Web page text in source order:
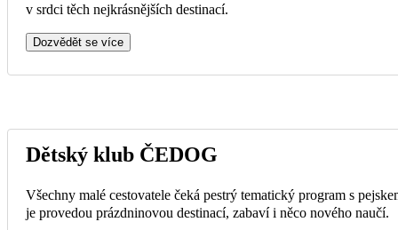
v srdci těch nejkrásnějších destinací.
Dozvědět se více
Dětský klub ČEDOG
Všechny malé cestovatele čeká pestrý tematický program s
je provedou prázdninovou destinací, zabaví i něco nového naučí.